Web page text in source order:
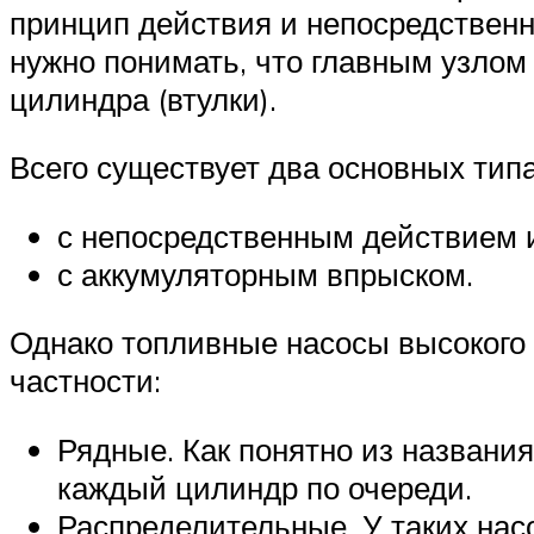
принцип действия и
нужно понимать, что главным
цилиндра (втулки).
Всего существует два основных
с непосредственным
с аккумуляторным впрыском.
Однако топливные насосы
частности:
Рядные. Как понятно из
каждый цилиндр по очереди.
Распределительные. У таких